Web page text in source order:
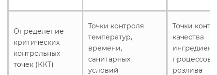
Определение
критических
контрольных
точек (ККТ)
Точки контроля
температур,
времени,
санитарных
условий
Точки
качества
процессов
розлива